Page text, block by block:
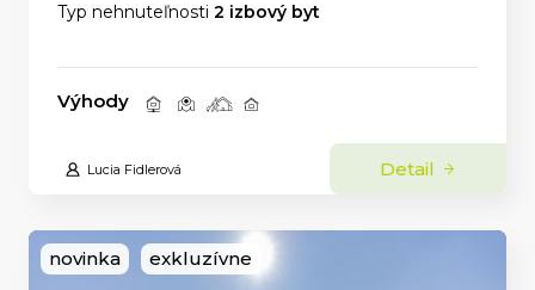
Typ nehnuteľnosti 2 izbový byt
Výhody
Lucia Fidlerová Detail
novinka exkluzívne